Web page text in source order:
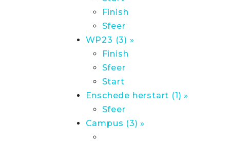
Finish
Sfeer
WP23 (3) »
Finish
Sfeer
Start
Enschede herstart (1) »
Sfeer
Campus (3) »